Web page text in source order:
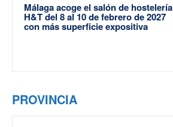
Málaga acoge el salón de hostelería
H&T del 8 al 10 de febrero de 2027
con más superficie expositiva
PROVINCIA